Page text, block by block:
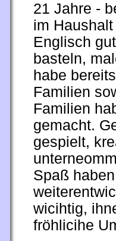
21 Jahre -
im
Englisch
basteln,
habe
Familien
Familien
gemacht.
gespielt,
Spaß
wicihtig,
fröhlicihe